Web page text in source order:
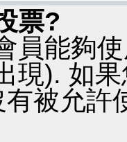
票?
員能夠
現). 如
被允許